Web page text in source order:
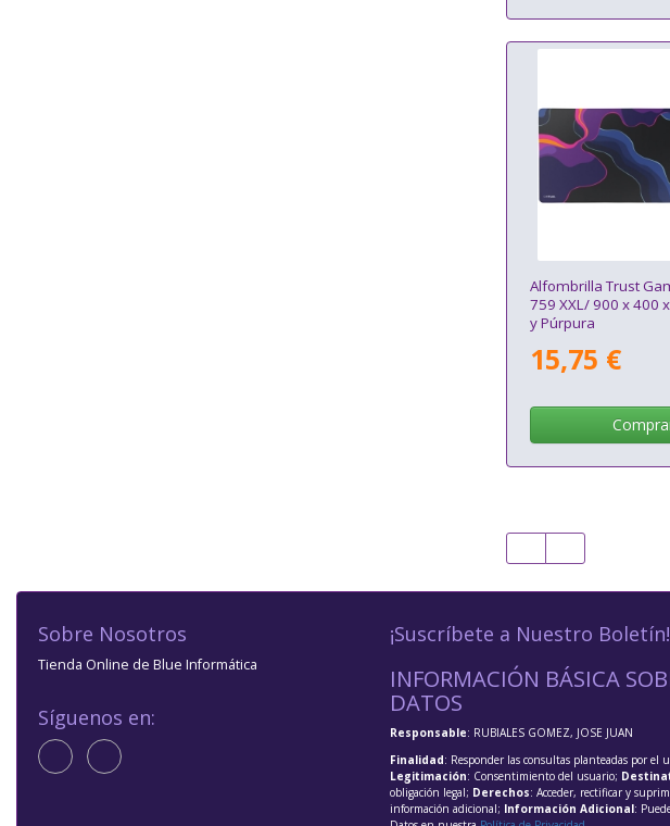
Alfombrilla Trust
759 XXL/ 900 x 400
y Púrpura
15,75 €
Sobre Nosotros
Tienda Online de Blue Informática
Síguenos en:
¡Suscríbete a Nuestro Boletín!
INFORMACIÓN BÁSICA
DATOS
Responsable: RUBIALES GOMEZ, JOSE JUAN
Finalidad: Responder las consultas planteadas por el
Legitimación: Consentimiento del usuario;
obligación legal; Derechos: Acceder, rectificar y
información adicional; Información Adicional: